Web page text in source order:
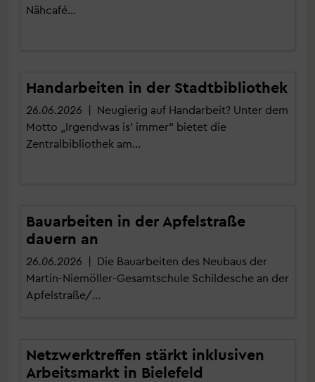
Nähcafé…
Handarbeiten in der Stadtbibliothek
26.06.2026 | Neugierig auf Handarbeit? Unter dem
Motto „Irgendwas is‘ immer“ bietet die
Zentralbibliothek am…
Bauarbeiten in der Apfelstraße
dauern an
26.06.2026 | Die Bauarbeiten des Neubaus der
Martin-Niemöller-Gesamtschule Schildesche an der
Apfelstraße/…
Netzwerktreffen stärkt inklusiven
Arbeitsmarkt in Bielefeld